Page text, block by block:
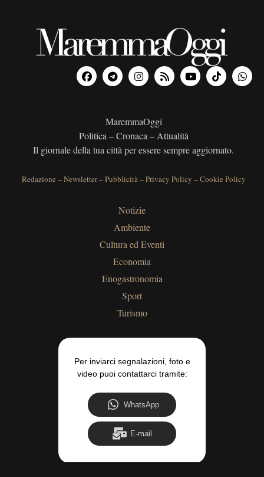
MaremmaOggi
Politica – Cronaca – Attualità
Il giornale della tua città per essere sempre aggiornato.
Redazione –Newsletter–Pubblicità–Privacy Policy –Cookie Policy
Notizie
Ambiente
Cultura ed Eventi
Economia
Enogastronomia
Sport
Turismo
Per inviarci segnalazioni, foto e
video puoi contattarci tramite:
WhatsApp
E-mail